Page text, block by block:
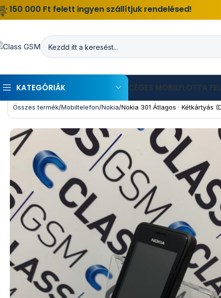
150 000 Ft felett ingyen szállítjuk rendelésed!
KATEGÓRIÁK CÉGES MOBILFLOTTA
Összes termék Mobiltelefon Nokia Nokia 301 Átlagos · Kétkártyás